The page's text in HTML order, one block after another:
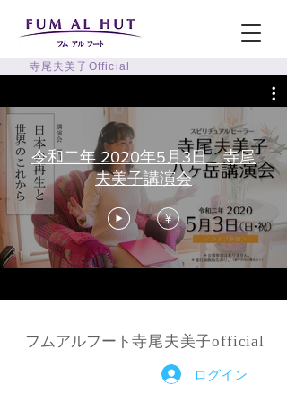
寺尾夫美子Official
令和二年 2020年5月3日 寺尾
夫美子講演会
¥
フムアルフート 寺尾夫美子official
ログイン